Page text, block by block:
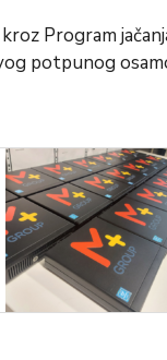
Program
potpunog